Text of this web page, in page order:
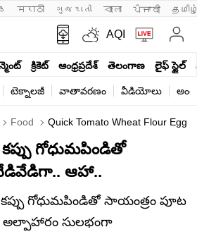
मराठी ગુજરાતી বাংলা ਪੰਜਾਬੀ
AQI
క్రికెట్ ఆంధ్రప్రదేశ్ తెలంగాణ లైఫ్ స్టైల్
టెక్నాలజీ వాతావరణం వీడియోలు
Food Quick Tomato Wheat Flour Egg
గోధుమపిండితో
ఆహా..
గోధుమపిండితో సాయంత్రం పూట
సులభంగా